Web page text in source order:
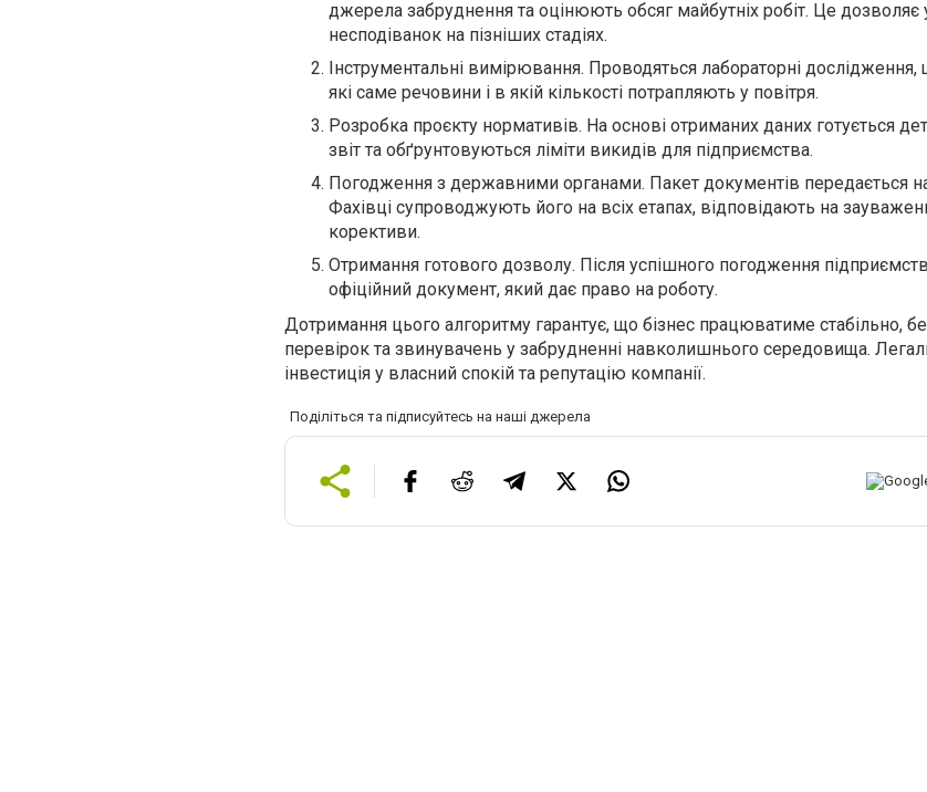
джерела забруднення та оцінюють обсяг майбутніх робіт. Це дозволяє
несподіванок на пізніших стадіях.
Інструментальні вимірювання. Проводяться лабораторні дослідження,
які саме речовини і в якій кількості потрапляють у повітря.
Розробка проєкту нормативів. На основі отриманих даних готується
звіт та обґрунтовуються ліміти викидів для підприємства.
Погодження з державними органами. Пакет документів передається
Фахівці супроводжують його на всіх етапах, відповідають на
корективи.
Отримання готового дозволу. Після успішного погодження
офіційний документ, який дає право на роботу.
Дотримання цього алгоритму гарантує, що бізнес працюватиме стабільно,
перевірок та звинувачень у забрудненні навколишнього середовища.
інвестиція у власний спокій та репутацію компанії.
Поділіться та підписуйтесь на наші джерела